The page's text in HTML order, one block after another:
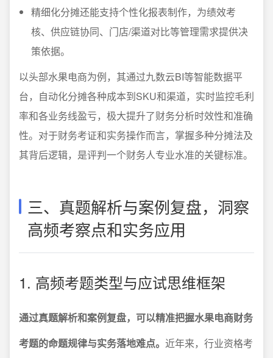
精细化分摊还能支持个性化报表制作，为绩效考
核、供应链协同、门店/渠道对比等管理需求提供决
策依据。
以头部水果电商为例，其通过九数云BI等智能数据平
台，自动化分摊各种成本到SKU和渠道，实时监控毛利
率和各业务线盈亏，极大提升了财务分析时效性和准确
性。对于财务考证和实务操作而言，掌握多种分摊法及
其背后逻辑，是评判一个财务人专业水准的关键标准。
三、真题解析与案例复盘，洞察
高频考察点和实务应用
1. 高频考题类型与应试思维框架
通过真题解析和案例复盘，可以精准把握水果电商财务
考题的命题规律与实务落地难点。 近年来，行业资格考